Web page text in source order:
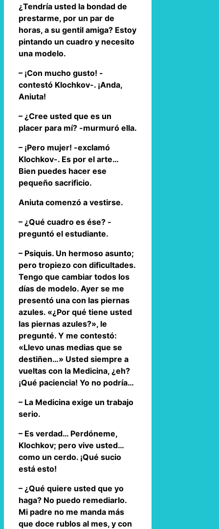
¿Tendría usted la bondad de
prestarme, por un par de
horas, a su gentil amiga? Estoy
pintando un cuadro y necesito
una modelo.
– ¡Con mucho gusto! -
contestó Klochkov-. ¡Anda,
Aniuta!
– ¿Cree usted que es un
placer para mí? -murmuró ella.
– ¡Pero mujer! -exclamó
Klochkov-. Es por el arte…
Bien puedes hacer ese
pequeño sacrificio.
Aniuta comenzó a vestirse.
– ¿Qué cuadro es ése? -
preguntó el estudiante.
– Psiquis. Un hermoso asunto;
pero tropiezo con dificultades.
Tengo que cambiar todos los
días de modelo. Ayer se me
presentó una con las piernas
azules. «¿Por qué tiene usted
las piernas azules?», le
pregunté. Y me contestó:
«Llevo unas medias que se
destiñen…» Usted siempre a
vueltas con la Medicina, ¿eh?
¡Qué paciencia! Yo no podría…
– La Medicina exige un trabajo
serio.
– Es verdad… Perdóneme,
Klochkov; pero vive usted…
como un cerdo. ¡Qué sucio
está esto!
– ¿Qué quiere usted que yo
haga? No puedo remediarlo.
Mi padre no me manda más
que doce rublos al mes, y con